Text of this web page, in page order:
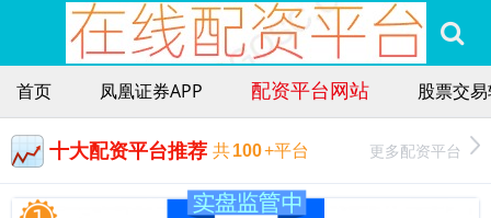
首页 凤凰证券APP 配资平台网站 股票交
十大配资平台推荐 共100+平台 更多配资平台